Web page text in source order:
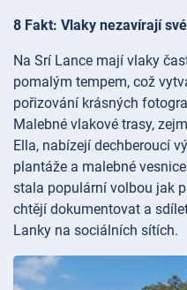
8 Fakt: Vlaky nezavírají
Na Srí Lance mají vlaky
pomalým tempem, což
pořizování krásných
Malebné vlakové trasy,
Ella, nabízejí dechberoucí
plantáže a malebné
stala populární volbou jak
chtějí dokumentovat a
Lanky na sociálních sítích.